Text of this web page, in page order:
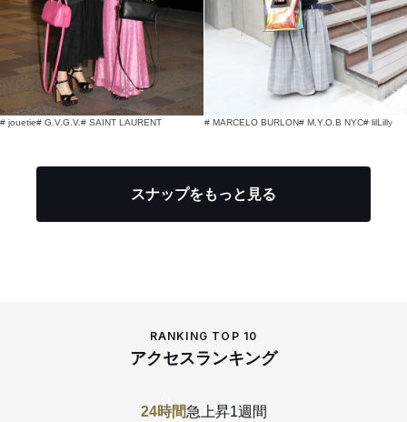
# jouetie# G.V.G.V.# SAINT LAURENT # MARCELO BURLON# M.Y.O.B NYC# lilLilly
スナップをもっと見る
RANKING TOP 10
アクセスランキング
24時間急上昇1週間